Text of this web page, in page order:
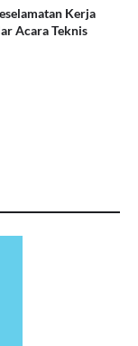
Kerja
Acara Teknis